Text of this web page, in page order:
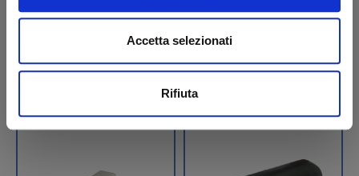
Accetta selezionati
Rifiuta
€ 189,05+VAT
To order
Buy
€ 288,00+VAT
Buy